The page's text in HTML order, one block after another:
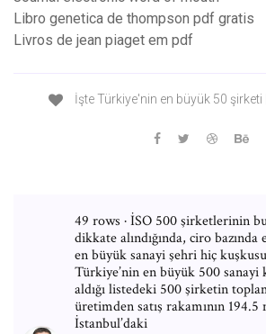
Libro genetica de thompson pdf gratis
Livros de jean piaget em pdf
İşte Türkiye'nin en büyük 50
49 rows · İSO 500 şirketlerinin
dikkate alındığında, ciro
en büyük sanayi şehri hiç
Türkiye’nin en büyük 500
aldığı listedeki 500 şirketin
üretimden satış rakamının
İstanbul’daki